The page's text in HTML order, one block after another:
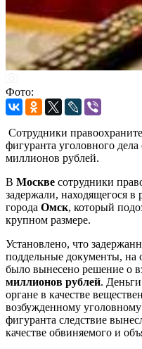
Фото:
Сотрудники
фигуранта уголовного
миллионов рублей.
В Москве сотрудники
задержали, находящегося в
города Омск, который
крупном размере.
Установлено, что
поддельные документы, на
было вынесено решение о
миллионов рублей.
органе в качестве
возбужденному
фигуранта следствие
качестве обвиняемого и